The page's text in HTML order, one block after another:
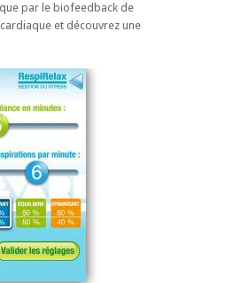
par le biofeedback de
et découvrez une